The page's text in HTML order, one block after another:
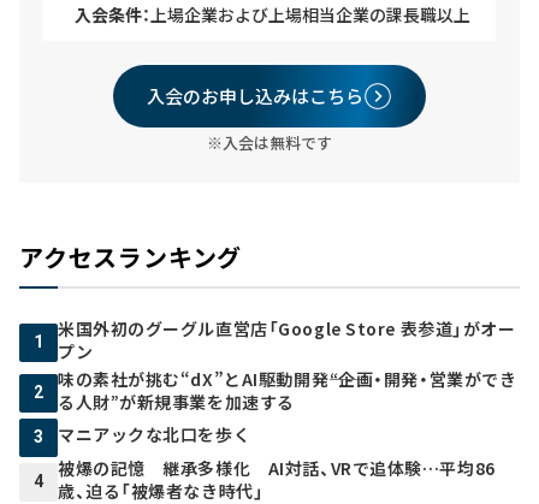
入会条件： 上場企業および上場相当企業の課長職以上
入会のお申し込みはこちら
※入会は無料です
アクセスランキング
1
米国外初のグーグル直営店「Google Store 表参道」がオー
プン
2
味の素社が挑む“dX”とAI駆動開発――“企画・開発・営業ができ
る人財”が新規事業を加速する
3 マニアックな北口を歩く
4
被爆の記憶 継承多様化 AI対話、VRで追体験…平均86
歳、迫る「被爆者なき時代」